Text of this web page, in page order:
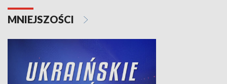
MNIEJSZOŚCI